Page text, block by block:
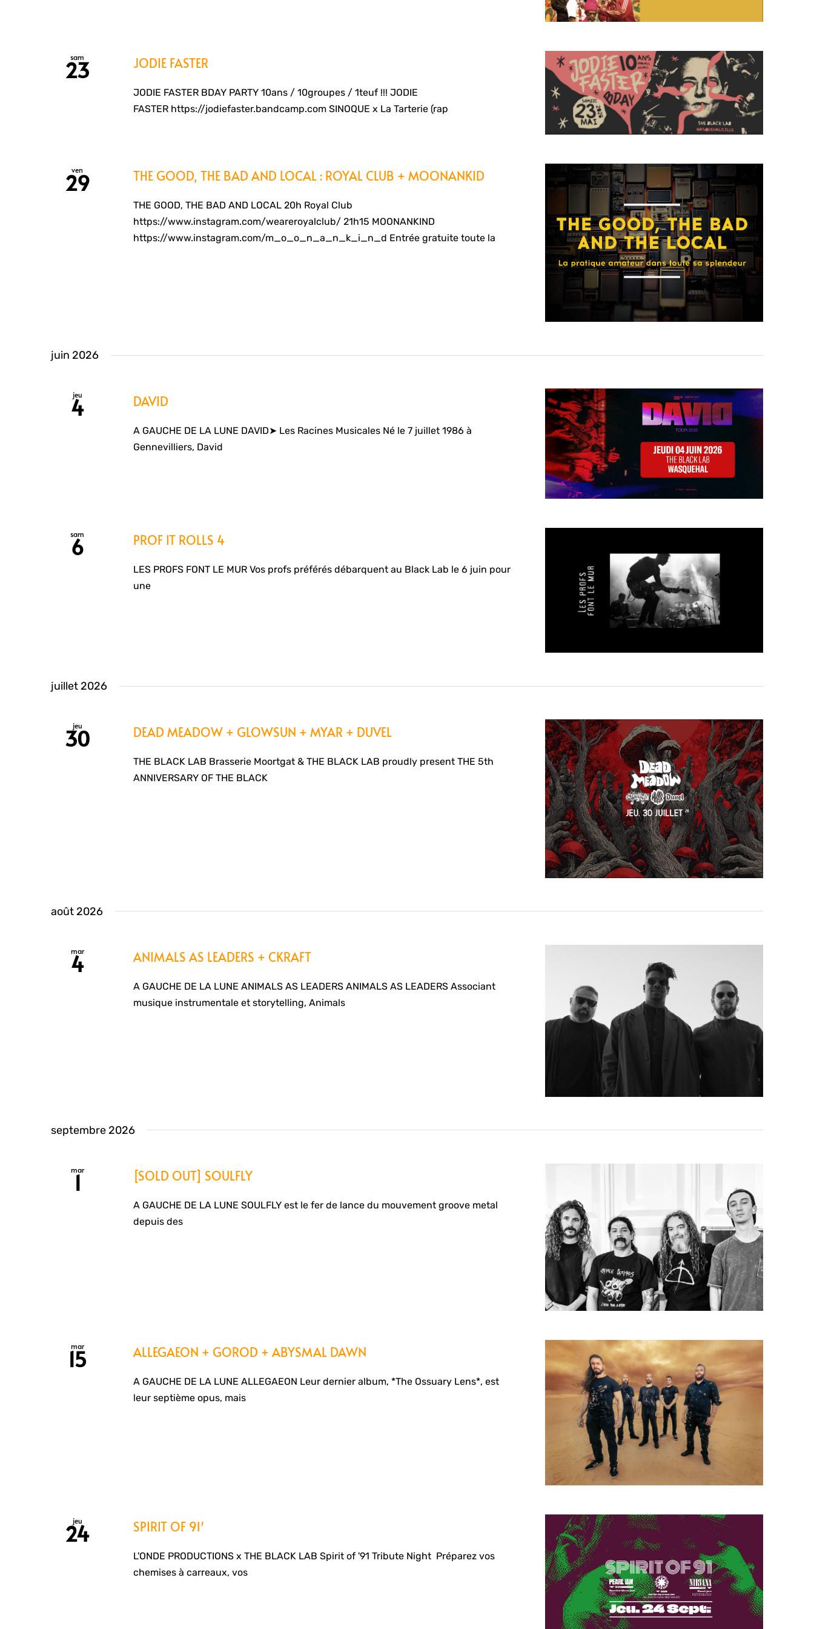
sam
23 JODIE FASTER
JODIE FASTER BDAY PARTY 10ans / 10groupes / 1teuf !!! JODIE
FASTER https://jodiefaster.bandcamp.com SINOQUE x La Tarterie (rap
ven
29 THE GOOD, THE BAD AND LOCAL : ROYAL CLUB + MOONANKID
THE GOOD, THE BAD AND LOCAL 20h Royal Club
https://www.instagram.com/weareroyalclub/ 21h15 MOONANKIND
https://www.instagram.com/m_o_o_n_a_n_k_i_n_d Entrée gratuite toute la
juin 2026
jeu
4 DAVID
A GAUCHE DE LA LUNE DAVID➤ Les Racines Musicales Né le 7 juillet 1986 à
Gennevilliers, David
sam
6 PROF IT ROLLS 4
LES PROFS FONT LE MUR Vos profs préférés débarquent au Black Lab le 6 juin pour
une
juillet 2026
jeu
30 DEAD MEADOW + GLOWSUN + MYAR + DUVEL
THE BLACK LAB Brasserie Moortgat & THE BLACK LAB proudly present THE 5th
ANNIVERSARY OF THE BLACK
août 2026
mar
4 ANIMALS AS LEADERS + CKRAFT
A GAUCHE DE LA LUNE ANIMALS AS LEADERS ANIMALS AS LEADERS Associant
musique instrumentale et storytelling, Animals
septembre 2026
mar
1 [SOLD OUT] SOULFLY
A GAUCHE DE LA LUNE SOULFLY est le fer de lance du mouvement groove metal
depuis des
mar
15 ALLEGAEON + GOROD + ABYSMAL DAWN
A GAUCHE DE LA LUNE ALLEGAEON Leur dernier album, *The Ossuary Lens*, est
leur septième opus, mais
jeu
24 SPIRIT OF 91′
L'ONDE PRODUCTIONS x THE BLACK LAB Spirit of '91 Tribute Night Préparez vos
chemises à carreaux, vos